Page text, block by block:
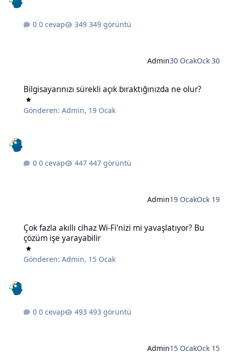
0 cevap 349 görüntü
Admin30 OcakOck 30
Bilgisayarınızı sürekli açık bıraktığınızda ne olur?
Gönderen:Admin, 19 Ocak
0 cevap 447 görüntü
Admin19 OcakOck 19
Çok fazla akıllı cihaz Wi-Fi'nizi mi yavaşlatıyor? Bu
çözüm işe yarayabilir
Gönderen:Admin, 15 Ocak
0 cevap 493 görüntü
Admin15 OcakOck 15